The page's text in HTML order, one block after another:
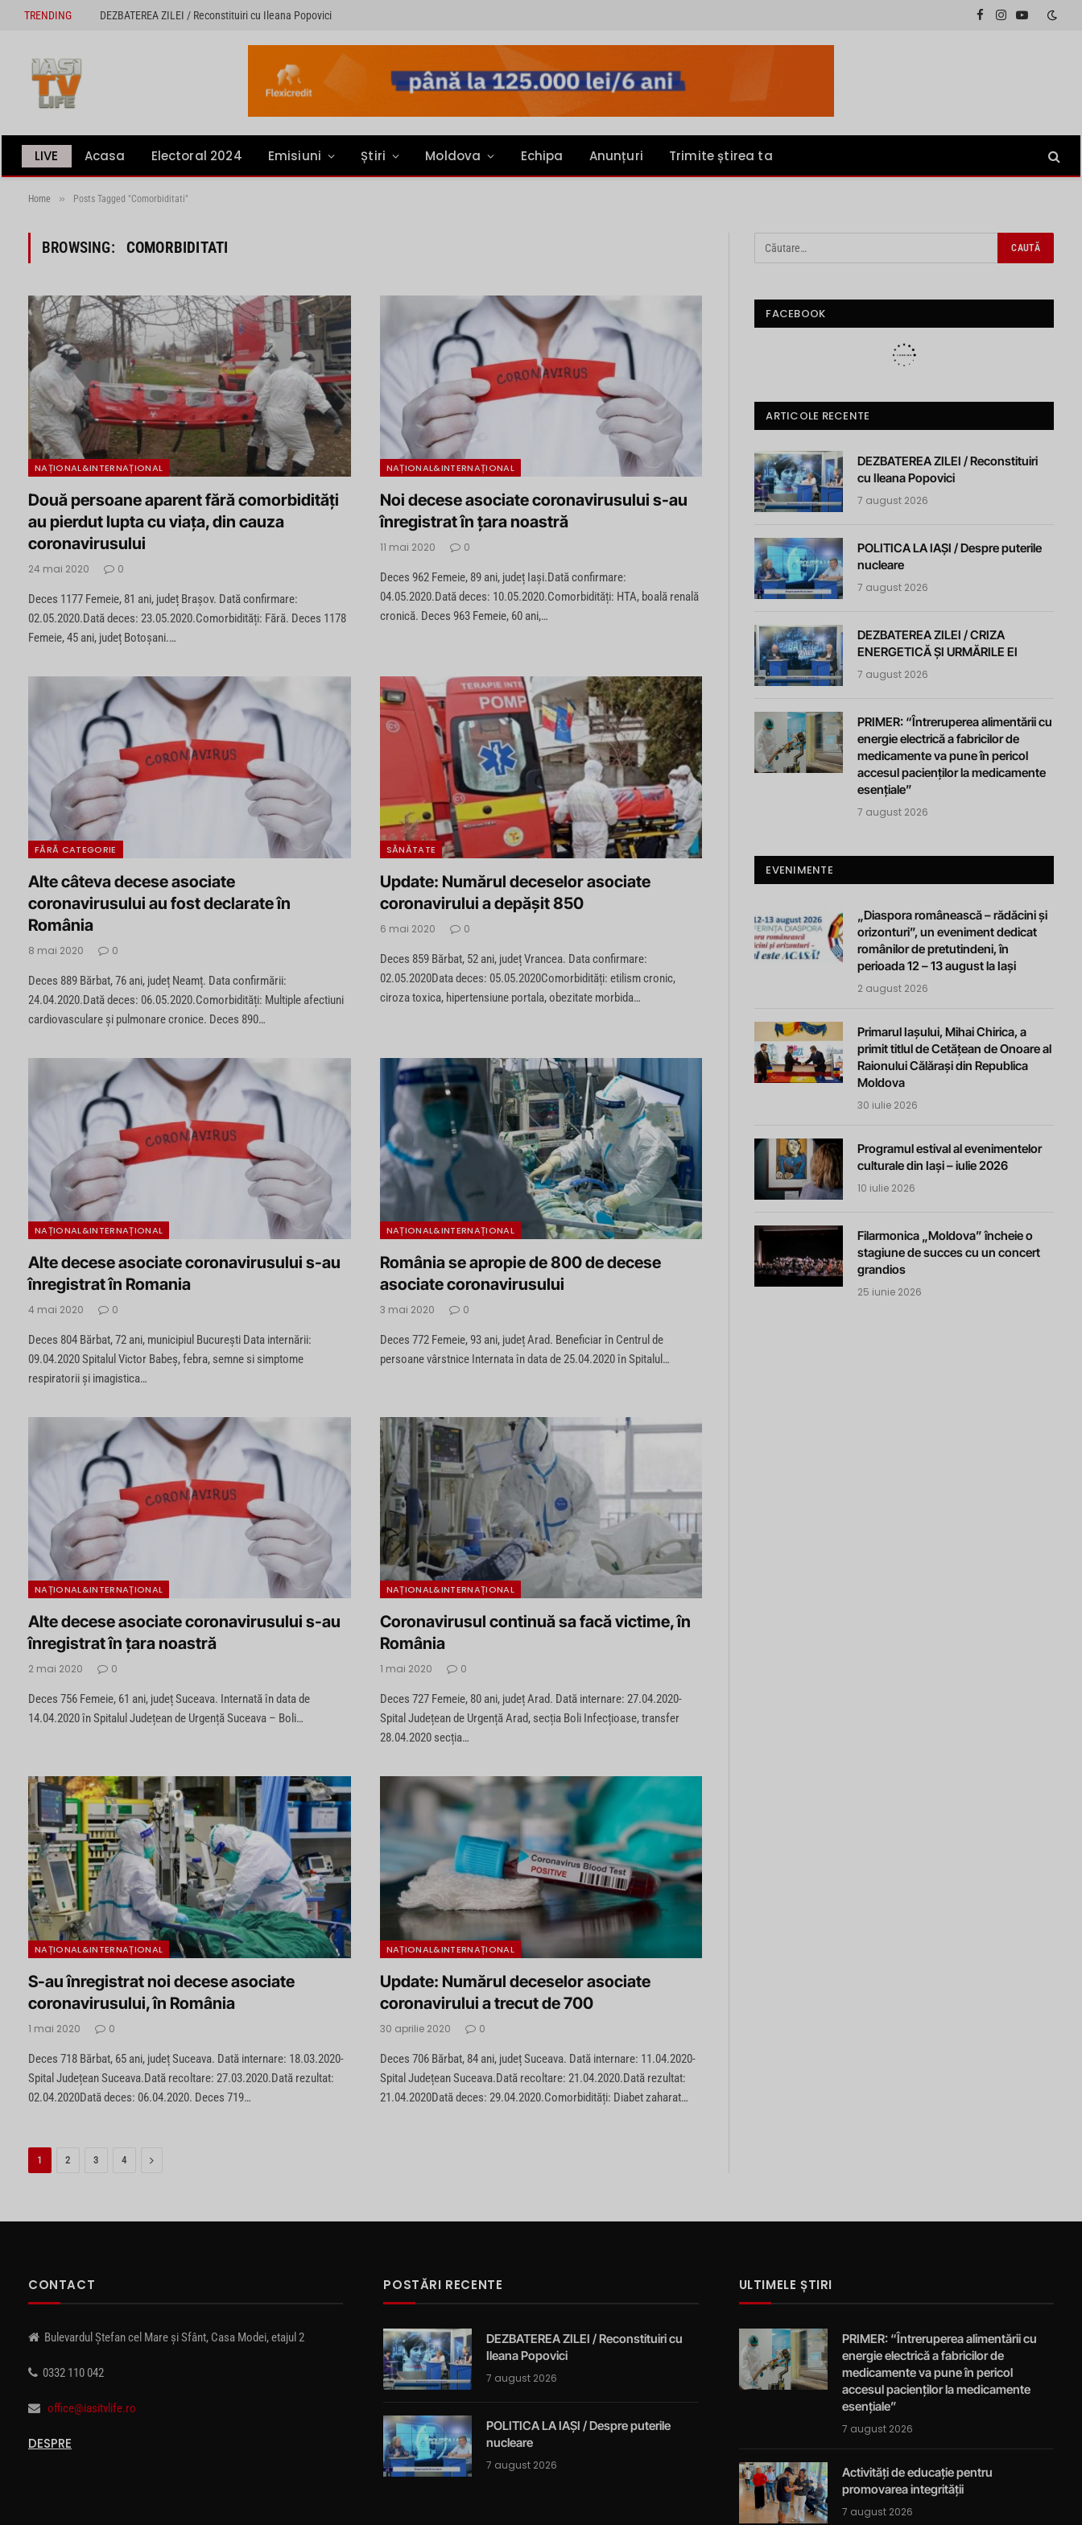
TRENDING DEZBATEREA ZILEI / Reconstituiri cu Ileana Popovici
Facebook
InstagramYouTube
LIVE Acasa Electoral 2024 Emisiuni Știri Moldova Echipa Anunțuri Trimite știrea ta
Home » Posts Tagged "Comorbiditati"
BROWSING: COMORBIDITATI
NAȚIONAL&INTERNAȚIONAL
Două persoane aparent fără comorbidități
au pierdut lupta cu viața, din cauza
coronavirusului
24 mai 2020 0
Deces 1177 Femeie, 81 ani, județ Brașov. Dată confirmare:
02.05.2020.Dată deces: 23.05.2020.Comorbidități: Fără. Deces 1178
Femeie, 45 ani, județ Botoșani.…
NAȚIONAL&INTERNAȚIONAL
Noi decese asociate coronavirusului s-au
înregistrat în țara noastră
11 mai 2020 0
Deces 962 Femeie, 89 ani, județ Iași.Dată confirmare:
04.05.2020.Dată deces: 10.05.2020.Comorbidități: HTA, boală renală
cronică. Deces 963 Femeie, 60 ani,…
FĂRĂ CATEGORIE
Alte câteva decese asociate
coronavirusului au fost declarate în
România
8 mai 2020 0
Deces 889 Bărbat, 76 ani, județ Neamț. Data confirmării:
24.04.2020.Dată deces: 06.05.2020.Comorbidități: Multiple afectiuni
cardiovasculare și pulmonare cronice. Deces 890…
SĂNĂTATE
Update: Numărul deceselor asociate
coronavirului a depășit 850
6 mai 2020 0
Deces 859 Bărbat, 52 ani, județ Vrancea. Data confirmare:
02.05.2020Data deces: 05.05.2020Comorbidități: etilism cronic,
ciroza toxica, hipertensiune portala, obezitate morbida…
NAȚIONAL&INTERNAȚIONAL
Alte decese asociate coronavirusului s-au
înregistrat în Romania
4 mai 2020 0
Deces 804 Bărbat, 72 ani, municipiul București Data internării:
09.04.2020 Spitalul Victor Babeș, febra, semne si simptome
respiratorii și imagistica…
NAȚIONAL&INTERNAȚIONAL
România se apropie de 800 de decese
asociate coronavirusului
3 mai 2020 0
Deces 772 Femeie, 93 ani, județ Arad. Beneficiar în Centrul de
persoane vârstnice Internata în data de 25.04.2020 în Spitalul…
NAȚIONAL&INTERNAȚIONAL
Alte decese asociate coronavirusului s-au
înregistrat în țara noastră
2 mai 2020 0
Deces 756 Femeie, 61 ani, județ Suceava. Internată în data de
14.04.2020 în Spitalul Județean de Urgență Suceava – Boli…
NAȚIONAL&INTERNAȚIONAL
Coronavirusul continuă sa facă victime, în
România
1 mai 2020 0
Deces 727 Femeie, 80 ani, județ Arad. Dată internare: 27.04.2020-
Spital Județean de Urgență Arad, secția Boli Infecțioase, transfer
28.04.2020 secția…
NAȚIONAL&INTERNAȚIONAL
S-au înregistrat noi decese asociate
coronavirusului, în România
1 mai 2020 0
Deces 718 Bărbat, 65 ani, județ Suceava. Dată internare: 18.03.2020-
Spital Județean Suceava.Dată recoltare: 27.03.2020.Dată rezultat:
02.04.2020Dată deces: 06.04.2020. Deces 719…
NAȚIONAL&INTERNAȚIONAL
Update: Numărul deceselor asociate
coronavirului a trecut de 700
30 aprilie 2020 0
Deces 706 Bărbat, 84 ani, județ Suceava. Dată internare: 11.04.2020-
Spital Județean Suceava.Dată recoltare: 21.04.2020.Dată rezultat:
21.04.2020Dată deces: 29.04.2020.Comorbidități: Diabet zaharat…
1 2 3 4 Next
FACEBOOK
ARTICOLE RECENTE
DEZBATEREA ZILEI / Reconstituiri
cu Ileana Popovici
7 august 2026
POLITICA LA IAȘI / Despre puterile
nucleare
7 august 2026
DEZBATEREA ZILEI / CRIZA
ENERGETICĂ ȘI URMĂRILE EI
7 august 2026
PRIMER: “Întreruperea alimentării cu
energie electrică a fabricilor de
medicamente va pune în pericol
accesul pacienților la medicamente
esențiale”
7 august 2026
EVENIMENTE
„Diaspora românească – rădăcini și
orizonturi”, un eveniment dedicat
românilor de pretutindeni, în
perioada 12 – 13 august la Iași
2 august 2026
Primarul Iașului, Mihai Chirica, a
primit titlul de Cetățean de Onoare al
Raionului Călărași din Republica
Moldova
30 iulie 2026
Programul estival al evenimentelor
culturale din Iași – iulie 2026
10 iulie 2026
Filarmonica „Moldova” încheie o
stagiune de succes cu un concert
grandios
25 iunie 2026
CONTACT
Bulevardul Ștefan cel Mare și Sfânt, Casa Modei, etajul 2
0332 110 042
office@iasitvlife.ro
DESPRE
POSTĂRI RECENTE
DEZBATEREA ZILEI / Reconstituiri cu
Ileana Popovici
7 august 2026
POLITICA LA IAȘI / Despre puterile
nucleare
7 august 2026
ULTIMELE ȘTIRI
PRIMER: “Întreruperea alimentării cu
energie electrică a fabricilor de
medicamente va pune în pericol
accesul pacienților la medicamente
esențiale”
7 august 2026
Activități de educație pentru
promovarea integrității
7 august 2026